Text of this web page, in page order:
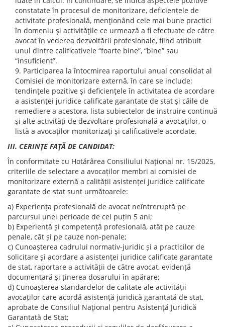
constatate în procesul de monitorizare, deficiențele de
activitate profesională, menţionând cele mai bune practici
în domeniu şi activităţile ce urmează a fi efectuate de către
avocat în vederea dezvoltării profesionale, fiind atribuit
unul dintre calificativele “foarte bine”, “bine” sau
“insuficient”.
Participarea la întocmirea raportului anual consolidat al
Comisiei de monitorizare externă, în care se include:
tendinţele pozitive şi deficienţele în activitatea de acordare
a asistenţei juridice calificate garantate de stat şi căile de
remediere a acestora, lista subiectelor de instruire continuă
şi alte activităţi de dezvoltare profesională a avocaţilor, o
listă a avocaţilor monitorizaţi şi calificativele acordate.
III. CERINŢE FAŢĂ DE CANDIDAT:
În conformitate cu Hotărârea Consiliului Național nr. 15/2025,
criteriile de selectare a avocaților membri ai comisiei de
monitorizare externă a calității asistenței juridice calificate
garantate de stat sunt următoarele:
a) Experiența profesională de avocat neîntreruptă pe
parcursul unei perioade de cel puțin 5 ani;
b) Experiență şi competență profesională, atât pe cauze
penale, cât și pe cauze non-penale;
c) Cunoașterea cadrului normativ-juridic și a practicilor de
solicitare și acordare a asistenței juridice calificate garantate
de stat, raportare a activității de către avocat, evidență
documentară și ținerea dosarului în apărare;
d) Cunoașterea standardelor de calitate ale activității
avocaților care acordă asistență juridică garantată de stat,
aprobate de Consiliul Naţional pentru Asistenţă Juridică
Garantată de Stat;